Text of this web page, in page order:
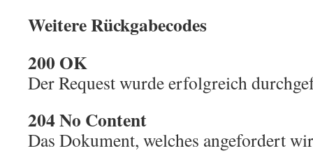
Weitere Rückgabecodes
200 OK
Der Request wurde erfolgreich
204 No Content
Das Dokument, welches angefordert